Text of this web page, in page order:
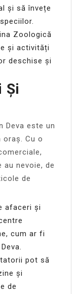
și să învețe
Zoologică
și activități
deschise și
Și
Deva este un
Cu o
nevoie, de
de
afaceri și
cum ar fi
pot să
și
de